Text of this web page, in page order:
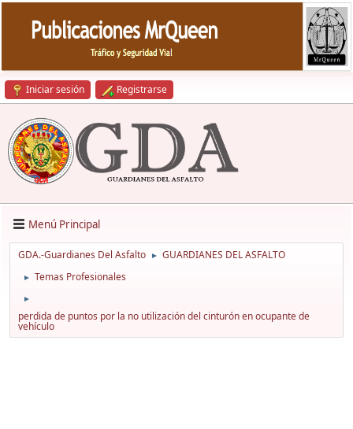
Iniciar sesión Registrarse
Menú Principal
GDA.-Guardianes Del Asfalto ► GUARDIANES DEL ASFALTO
► Temas Profesionales
►
perdida de puntos por la no utilización del cinturón en ocupante de
vehículo